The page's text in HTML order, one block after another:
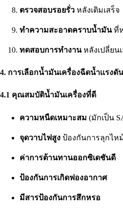
ตรวจสอบรอยรั่ว หลังเติมเสร็จ
ทำความสะอาดคราบน้ำมันที่ห
ทดสอบการทำงานหลังเปลี่ยน
4. การเลือกน้ำมันเครื่องฉีดน้ำเเรงดั
4.1 คุณสมบัติน้ำมันเครื่องที่ดี
ความหนืดเหมาะสม (มักเป็น
จุดวาบไฟสูง ป้องกันการลุกไห
ค่าการต้านทานออกซิเดชันดี
ป้องกันการเกิดฟองอากาศ
มีสารป้องกันการสึกหรอ